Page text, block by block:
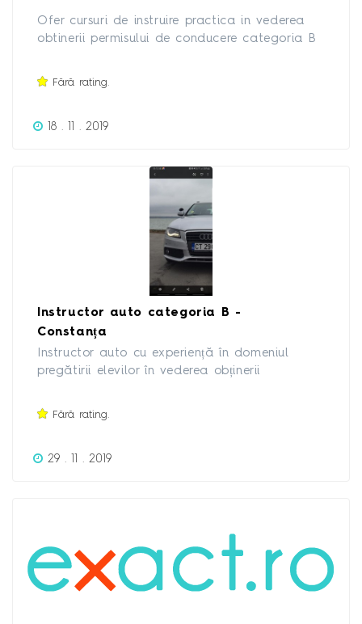
Ofer cursuri de instruire practica in vederea
obtinerii permisului de conducere categoria B
pentru o buna abilitate de a conduce un
Fără rating.
18 . 11 . 2019
Instructor auto categoria B -
Constanța
Instructor auto cu experiență în domeniul
pregătirii elevilor în vederea obținerii
ușor. În pregătirea cursantilor am 2 masini: 1.
contacta la numărul : 0745086036
Fără rating.
29 . 11 . 2019